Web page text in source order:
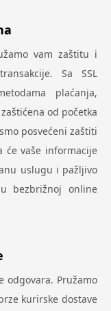
vam zaštitu i
Sa SSL
plaćanja,
od početka
posvećeni zaštiti
će vaše informacije
uslugu i pažljivo
bezbrižnoj online
odgovara. Pružamo
kurirske dostave